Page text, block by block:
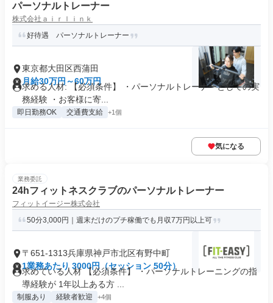
パーソナルトレーナー
株式会社ａｉｒｌｉｎｋ
好待遇 パーソナルトレーナー
東京都大田区西蒲田
月給30万円～60万円
求める人材: 【必須条件】 ・パーソナルトレーナーとしての実
務経験 ・お客様に寄...
即日勤務OK 交通費支給 +1個
気になる
業務委託
24hフィットネスクラブのパーソナルトレーナー
フィットイージー株式会社
50分3,000円｜週末だけのプチ稼働でも月収7万円以上可
〒651-1313兵庫県神戸市北区有野中町
1業務あたり 3000円（セッション 50分）
求めている人材 【必須条件】 ・パーソナルトレーニングの指
導経験が 1年以上ある方 ...
制服あり 経験者歓迎 +4個